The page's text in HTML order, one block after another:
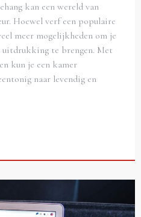
kan een wereld van
Hoewel verf een populaire
meer mogelijkheden om je
te brengen. Met
kun je een kamer
naar levendig en